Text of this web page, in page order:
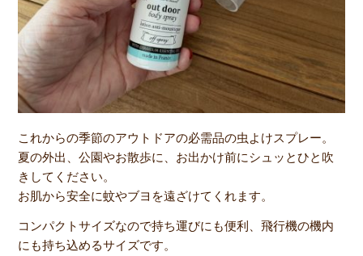
これからの季節のアウトドアの必需品の虫よけスプレー。
夏の外出、公園やお散歩に、お出かけ前にシュッとひと吹
きしてください。
お肌から安全に蚊やブヨを遠ざけてくれます。
コンパクトサイズなので持ち運びにも便利、飛行機の機内
にも持ち込めるサイズです。